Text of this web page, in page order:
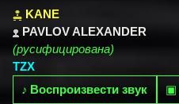
KANE
PAVLOV ALEXANDER
(русифицирована)
TZX
♪ Воспроизвести звук ▣